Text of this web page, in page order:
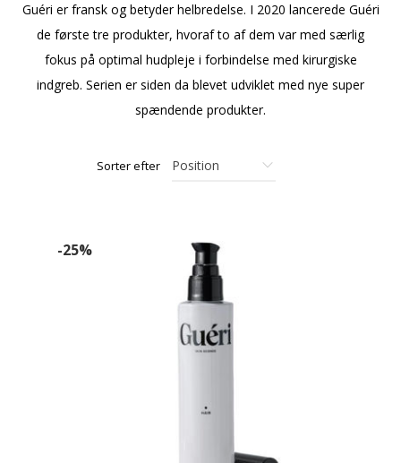
Guéri er fransk og betyder helbredelse. I 2020 lancerede Guéri
de første tre produkter, hvoraf to af dem var med særlig
fokus på optimal hudpleje i forbindelse med kirurgiske
indgreb. Serien er siden da blevet udviklet med nye super
spændende produkter.
Sorter efter
-25%